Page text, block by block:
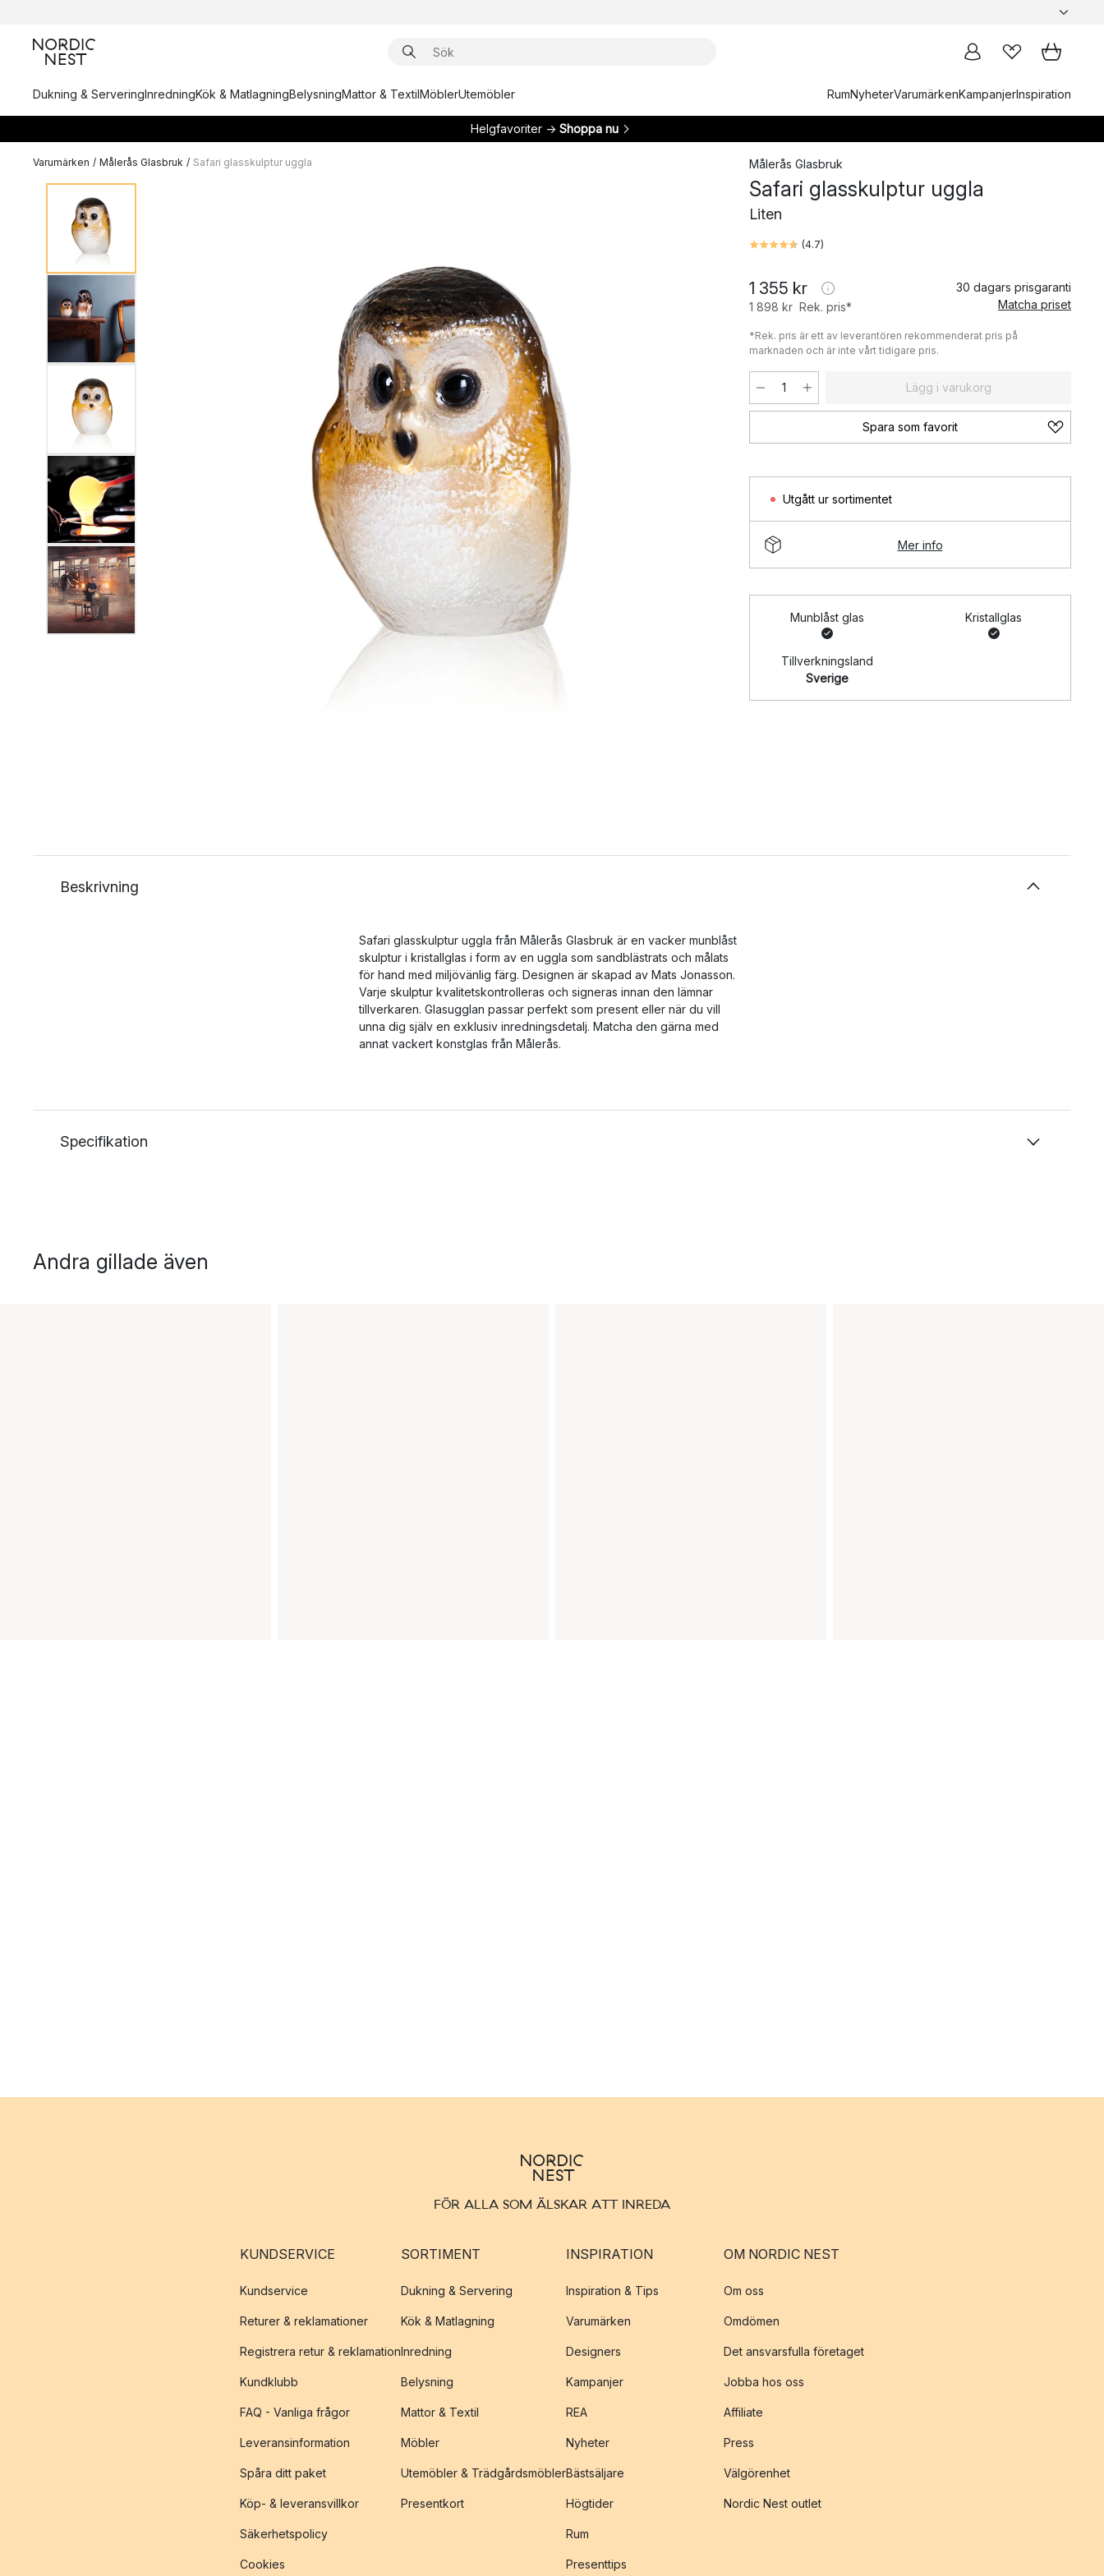
Dukning & ServeringInredningKök & MatlagningBelysningMattor & TextilMöblerUtemöbler RumNyheterVarumärkenKampanjerInspiration
Helgfavoriter → Shoppa nu
Varumärken / Målerås Glasbruk / Safari glasskulptur uggla Målerås Glasbruk
Safari glasskulptur uggla
Liten
(4.7)
1 355 kr
1 898 kr Rek. pris*
30 dagars prisgaranti
Matcha priset
*Rek. pris är ett av leverantören rekommenderat pris på
marknaden och är inte vårt tidigare pris.
Lägg i varukorg
Spara som favorit
Utgått ur sortimentet
Mer info
Munblåst glas Kristallglas
Tillverkningsland
Sverige
Beskrivning
Safari glasskulptur uggla från Målerås Glasbruk är en vacker munblåst
skulptur i kristallglas i form av en uggla som sandblästrats och målats
för hand med miljövänlig färg. Designen är skapad av Mats Jonasson.
Varje skulptur kvalitetskontrolleras och signeras innan den lämnar
tillverkaren. Glasugglan passar perfekt som present eller när du vill
unna dig själv en exklusiv inredningsdetalj. Matcha den gärna med
annat vackert konstglas från Målerås.
Specifikation
Andra gillade även
FÖR ALLA SOM ÄLSKAR ATT INREDA
KUNDSERVICE
Kundservice
Returer & reklamationer
Registrera retur & reklamation
Kundklubb
FAQ - Vanliga frågor
Leveransinformation
Spåra ditt paket
Köp- & leveransvillkor
Säkerhetspolicy
Cookies
SORTIMENT
Dukning & Servering
Kök & Matlagning
Inredning
Belysning
Mattor & Textil
Möbler
Utemöbler & Trädgårdsmöbler
Presentkort
INSPIRATION
Inspiration & Tips
Varumärken
Designers
Kampanjer
REA
Nyheter
Bästsäljare
Högtider
Rum
Presenttips
OM NORDIC NEST
Om oss
Omdömen
Det ansvarsfulla företaget
Jobba hos oss
Affiliate
Press
Välgörenhet
Nordic Nest outlet